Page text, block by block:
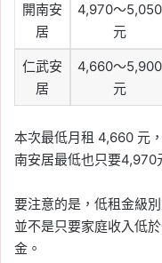
開南安
居
4,970～5,050
元
仁武安
居
4,660～5,900
元
本次最低月租 4,660 元
南安居最低也只要4,970
要注意的是，低租金級
並不是只要家庭收入低
金。